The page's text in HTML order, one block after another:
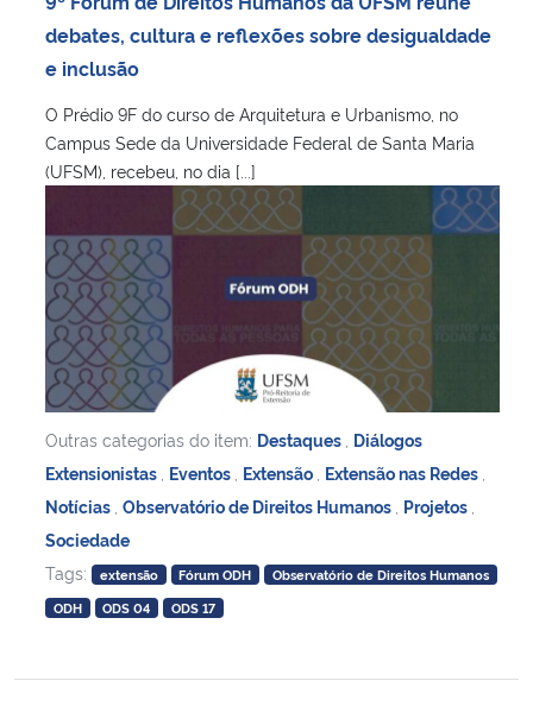
Ministério da Saúde
Ministério de Minas e Energia
Ministério da Ciência, Tecnologia, Inovações e Comunicações
Ministério do Meio Ambiente
Ministério do Turismo
Ministério do Desenvolvimento Regional
Secretaria-Geral
debates, cultura e reflexões sobre desigualdade
e inclusão
O Prédio 9F do curso de Arquitetura e Urbanismo, no
Campus Sede da Universidade Federal de Santa Maria
(UFSM), recebeu, no dia [...]
Outras categorias do item: Destaques Diálogos
Extensionistas Eventos Extensão Extensão nas Redes
Notícias Observatório de Direitos Humanos Projetos
Sociedade
Tags:
extensão Fórum ODH
Observatório de Direitos Humanos
ODH
ODS 04 ODS 17